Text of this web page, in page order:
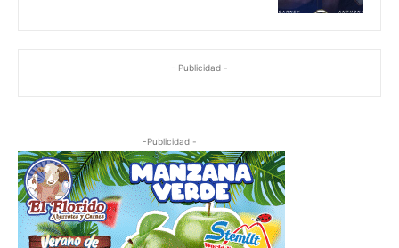
- Publicidad -
-Publicidad -